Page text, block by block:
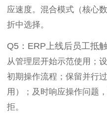
应速度。混合模式（核心
折中选择。
Q5：ERP上线后员工抵
从管理层开始示范使用；
初期操作流程；保留并行
用）；及时响应操作问题
拒。